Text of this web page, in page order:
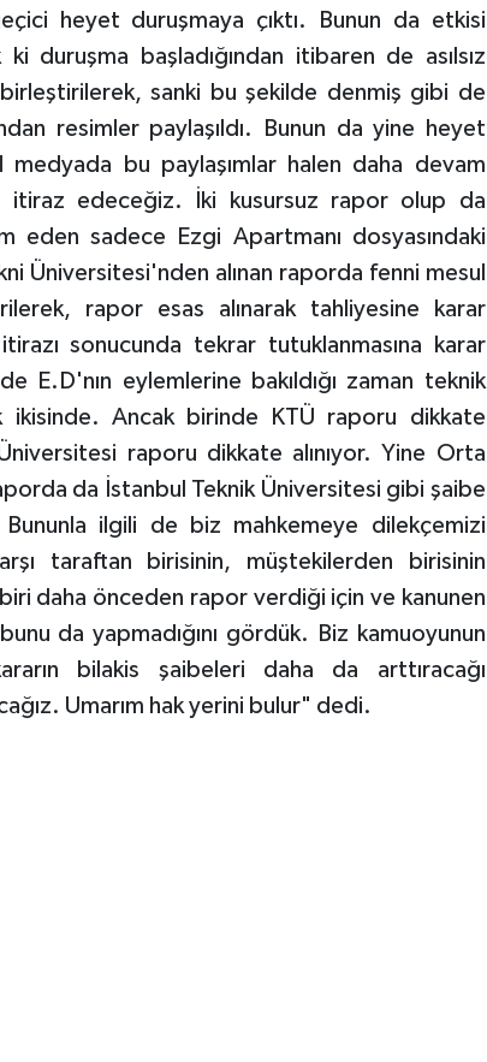
heyet duruşmaya çıktı. Bunun da etkisi
duruşma başladığından itibaren de asılsız
birleştirilerek, sanki bu şekilde denmiş gibi de
resimler paylaşıldı. Bunun da yine heyet
bu paylaşımlar halen daha devam
itiraz edeceğiz. İki kusursuz rapor olup da
eden sadece Ezgi Apartmanı dosyasındaki
Üniversitesi'nden alınan raporda fenni mesul
rapor esas alınarak tahliyesine karar
sonucunda tekrar tutuklanmasına karar
E.D'nın eylemlerine bakıldığı zaman teknik
Ancak birinde KTÜ raporu dikkate
raporu dikkate alınıyor. Yine Orta
da İstanbul Teknik Üniversitesi gibi şaibe
ilgili de biz mahkemeye dilekçemizi
taraftan birisinin, müştekilerden birisinin
biri daha önceden rapor verdiği için ve kanunen
da yapmadığını gördük. Biz kamuoyunun
bilakis şaibeleri daha da arttıracağı
Umarım hak yerini bulur" dedi.